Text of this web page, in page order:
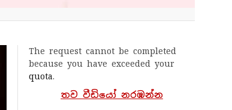
The request cannot be completed
because you have exceeded your
quota.
තව වීඩියෝ නරඹන්න